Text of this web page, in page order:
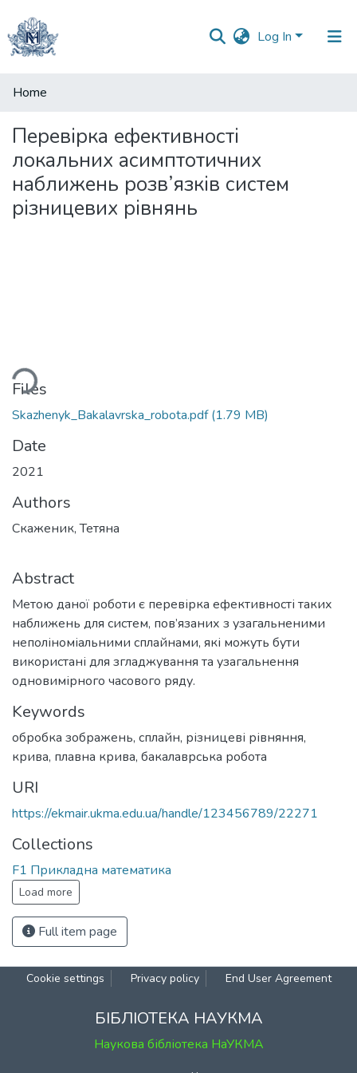
Log In
Communities
Collections
All of DSpace
Home
Перевірка ефективності
локальних асимптотичних
наближень розв’язків систем
різницевих рівнянь
Files
Skazhenyk_Bakalavrska_robota.pdf(1.79 MB)
Date
2021
Authors
Скаженик, Тетяна
Abstract
Метою даної роботи є перевірка ефективності таких
наближень для систем, пов’язаних з узагальненими
неполіноміальними сплайнами, які можуть бути
використані для згладжування та узагальнення
одновимірного часового ряду.
Keywords
обробка зображень, сплайн, різницеві рівняння,
крива, плавна крива, бакалаврська робота
URI
https://ekmair.ukma.edu.ua/handle/123456789/22271
Collections
F1 Прикладна математика
Load more
Full item page
Cookie settings Privacy policy End User Agreement
БІБЛІОТЕКА НАУКМА
Наукова бібліотека НаУКМА